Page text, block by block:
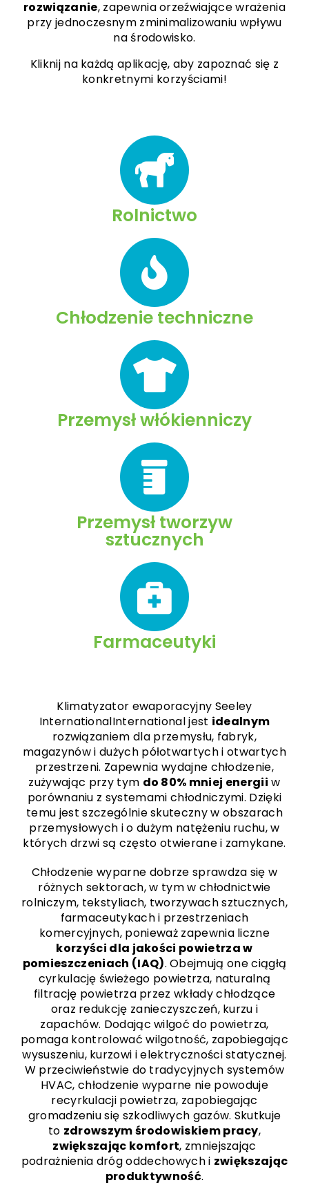
rozwiązanie, zapewnia orzeźwiające wrażenia
przy jednoczesnym zminimalizowaniu wpływu
na środowisko.
Kliknij na każdą aplikację, aby zapoznać się z
konkretnymi korzyściami!
Rolnictwo
Chłodzenie techniczne
Przemysł włókienniczy
Przemysł tworzyw
sztucznych
Farmaceutyki
Klimatyzator ewaporacyjny Seeley
InternationalInternational jest idealnym
rozwiązaniem dla przemysłu, fabryk,
magazynów i dużych półotwartych i otwartych
przestrzeni. Zapewnia wydajne chłodzenie,
zużywając przy tym do 80% mniej energii w
porównaniu z systemami chłodniczymi. Dzięki
temu jest szczególnie skuteczny w obszarach
przemysłowych i o dużym natężeniu ruchu, w
których drzwi są często otwierane i zamykane.
Chłodzenie wyparne dobrze sprawdza się w
różnych sektorach, w tym w chłodnictwie
rolniczym, tekstyliach, tworzywach sztucznych,
farmaceutykach i przestrzeniach
komercyjnych, ponieważ zapewnia liczne
korzyści dla jakości powietrza w
pomieszczeniach (IAQ). Obejmują one ciągłą
cyrkulację świeżego powietrza, naturalną
filtrację powietrza przez wkłady chłodzące
oraz redukcję zanieczyszczeń, kurzu i
zapachów. Dodając wilgoć do powietrza,
pomaga kontrolować wilgotność, zapobiegając
wysuszeniu, kurzowi i elektryczności statycznej.
W przeciwieństwie do tradycyjnych systemów
HVAC, chłodzenie wyparne nie powoduje
recyrkulacji powietrza, zapobiegając
gromadzeniu się szkodliwych gazów. Skutkuje
to zdrowszym środowiskiem pracy,
zwiększając komfort, zmniejszając
podrażnienia dróg oddechowych i zwiększając
produktywność.